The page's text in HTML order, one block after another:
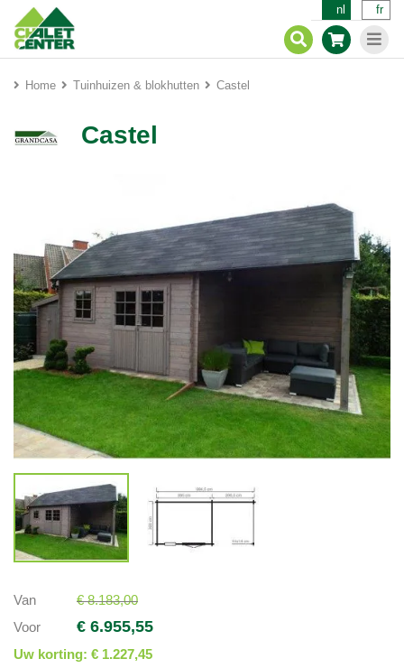
nl fr
Home Tuinhuizen & blokhutten Castel
Castel
Van
€ 8.183,00
Voor
€ 6.955,55
Uw korting: € 1.227,45